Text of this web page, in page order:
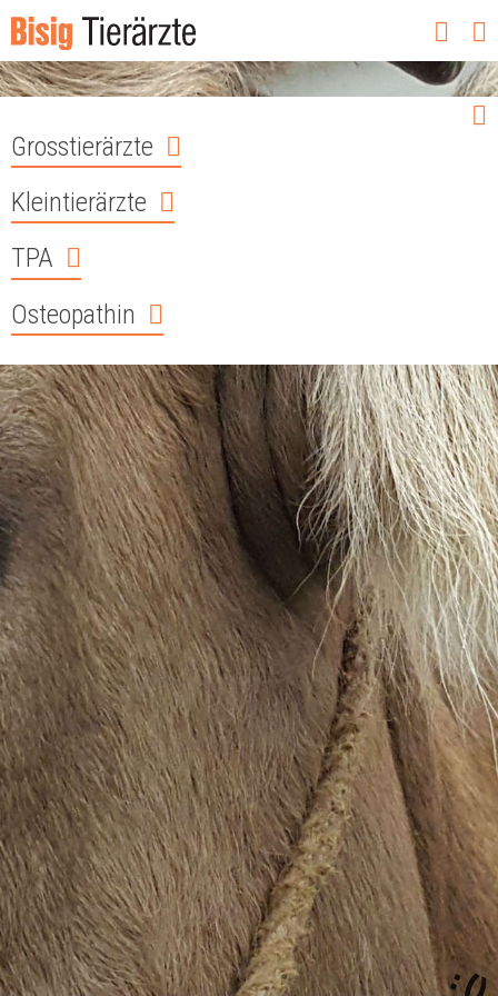
Grosstierärzte
Monique Bisig
Pia Aerne Weissbeck (Babypause)
Kleintierärzte
Tanja Rast
Dora Bisig - Tschudi, beratende Funktion
TPA
Dorothée Emmenegger
Osteopathin
Gianna Räschle